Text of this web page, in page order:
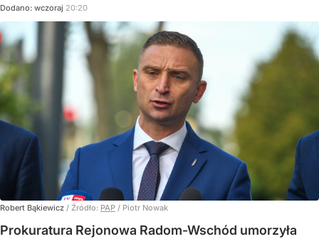
Dodano: wczoraj 20:20
Robert Bąkiewicz / Źródło: PAP / Piotr Nowak
Prokuratura Rejonowa Radom-Wschód umorzyła